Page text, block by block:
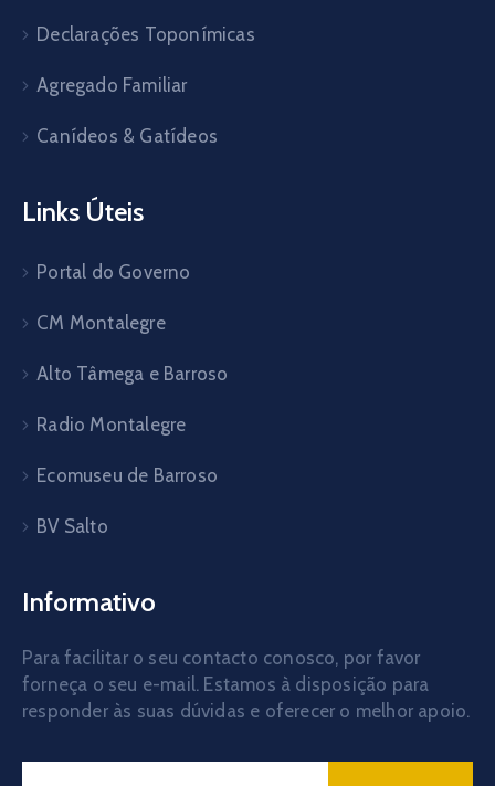
Declarações Toponímicas
Agregado Familiar
Canídeos & Gatídeos
Links Úteis
Portal do Governo
CM Montalegre
Alto Tâmega e Barroso
Radio Montalegre
Ecomuseu de Barroso
BV Salto
Informativo
Para facilitar o seu contacto conosco, por favor
forneça o seu e-mail. Estamos à disposição para
responder às suas dúvidas e oferecer o melhor apoio.